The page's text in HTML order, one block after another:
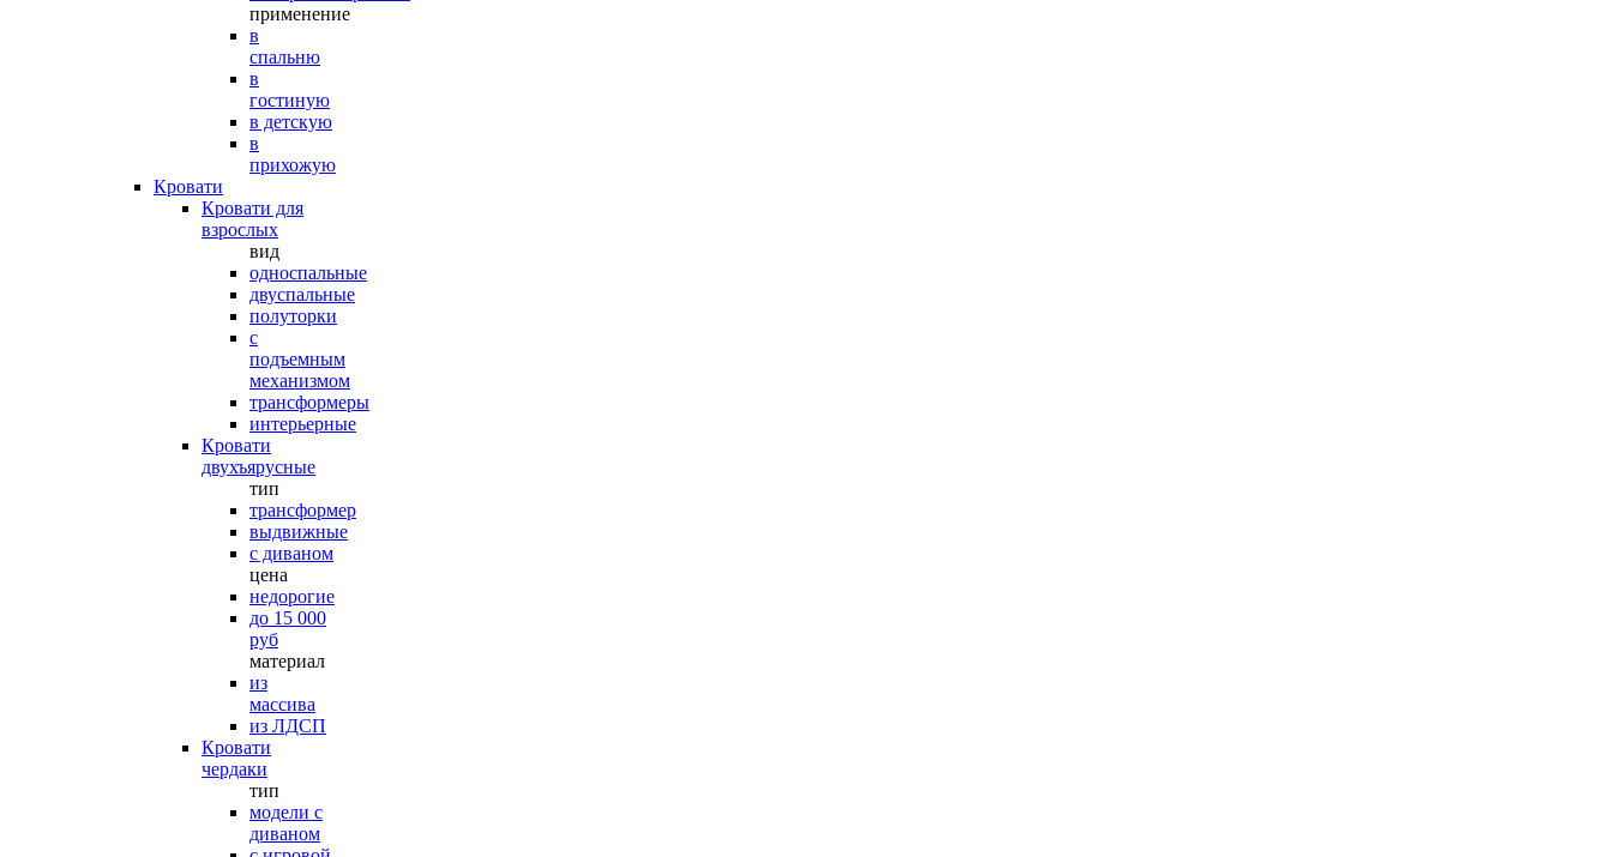
применение
в
спальню
в
гостиную
в детскую
в
прихожую
Кровати
Кровати для
взрослых
вид
односпальные
двуспальные
полуторки
с
подъемным
механизмом
трансформеры
интерьерные
Кровати
двухъярусные
тип
трансформер
выдвижные
с диваном
цена
недорогие
до 15 000
руб
материал
из
массива
из ЛДСП
Кровати
чердаки
тип
модели с
диваном